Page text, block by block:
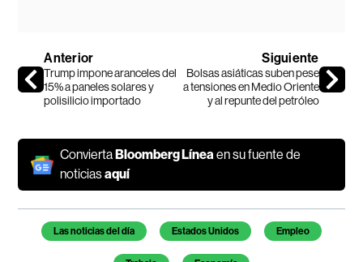
Anterior
Trump impone aranceles del
15% a paneles solares y
polisilicio importado
Siguiente
Bolsas asiáticas suben pese
a tensiones en Medio Oriente
y al repunte del petróleo
Convierta Bloomberg Líneaen su fuente de
noticiasaquí
Temas de este artículo
Las noticias del día Estados Unidos Empleo